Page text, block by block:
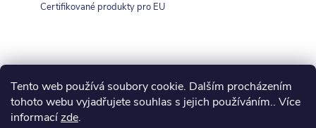
Tento web používá soubory cookie. Dalším procházením
tohoto webu vyjadřujete souhlas s jejich používáním.. Více
informacízde.
Certifikované produkty pro EU
Z
koupelny-sanita.cz kupelne-online.sk